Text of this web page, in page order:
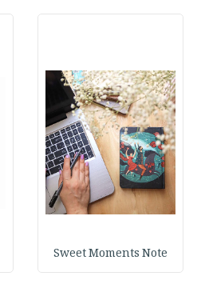
Sweet Moments Note